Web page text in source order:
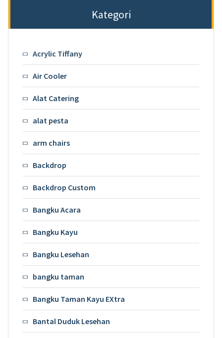
Kategori
Acrylic Tiffany
Air Cooler
Alat Catering
alat pesta
arm chairs
Backdrop
Backdrop Custom
Bangku Acara
Bangku Kayu
Bangku Lesehan
bangku taman
Bangku Taman Kayu EXtra
Bantal Duduk Lesehan